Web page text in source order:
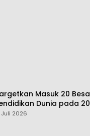
Masuk 20
Dunia pada
Tunjangan hingga
Juli 2026